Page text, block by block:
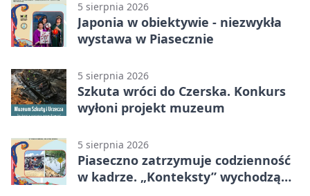
5 sierpnia 2026
Japonia w obiektywie - niezwykła
wystawa w Piasecznie
5 sierpnia 2026
Szkuta wróci do Czerska. Konkurs
wyłoni projekt muzeum
5 sierpnia 2026
Piaseczno zatrzymuje codzienność
w kadrze. „Konteksty” wychodzą